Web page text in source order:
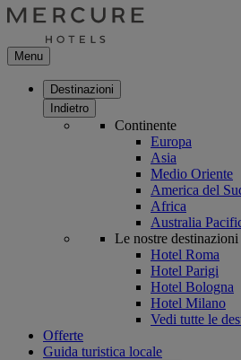
Menu
Destinazioni
Indietro
Continente
Europa
Asia
Medio Oriente
America del
Africa
Australia
Le nostre
Hotel Roma
Hotel Parigi
Hotel Bologna
Hotel Milano
Vedi tutte le
Offerte
Guida turistica locale